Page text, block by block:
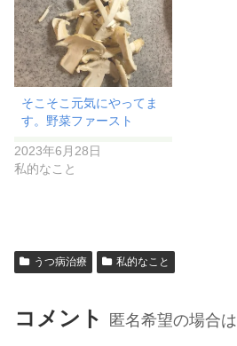
そこそこ元気にやってま
す。野菜ファースト
2023年6月28日
私的なこと
うつ病治療 私的なこと
コメント 匿名希望の場合は